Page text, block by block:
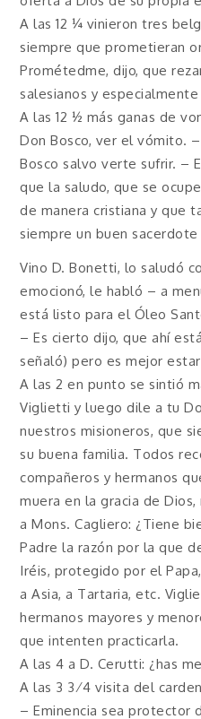
A las 12 ¼ vinieron tres
siempre que prometieran
Prométedme, dijo, que
salesianos y
A las 12 ½ más ganas de
Don Bosco, ver el vómito.
Bosco salvo verte sufrir. –
que la saludo, que se
de manera cristiana y que
siempre un buen
Vino D. Bonetti, lo saludó
emocionó, le habló – a
está listo para el Óleo
– Es cierto dijo, que ahí
señaló) pero es mejor
A las 2 en punto se sintió
Viglietti y luego dile a tu
nuestros misioneros, que
su buena familia. Todos
compañeros y hermanos
muera en la gracia de
a Mons. Cagliero: ¿Tiene
Padre la razón por la que
Iréis, protegido por el
a Asia, a Tartaria, etc.
hermanos mayores y
que intenten practicarla.
A las 4 a D. Cerutti: ¿has
A las 3 3⁄4 visita del
– Eminencia sea protector